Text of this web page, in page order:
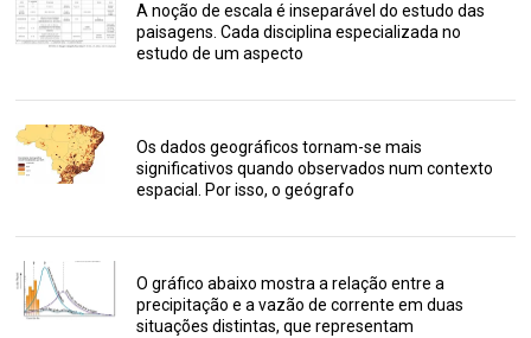
A noção de escala é inseparável do estudo das
paisagens. Cada disciplina especializada no
estudo de um aspecto
Os dados geográficos tornam-se mais
significativos quando observados num contexto
espacial. Por isso, o geógrafo
O gráfico abaixo mostra a relação entre a
precipitação e a vazão de corrente em duas
situações distintas, que representam